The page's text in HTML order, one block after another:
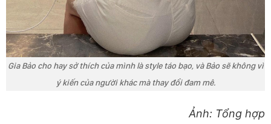
Gia Bảo cho hay sở thích của mình là style táo bạo, và Bảo sẽ không vì
ý kiến của người khác mà thay đổi đam mê.
Ảnh: Tổng hợp